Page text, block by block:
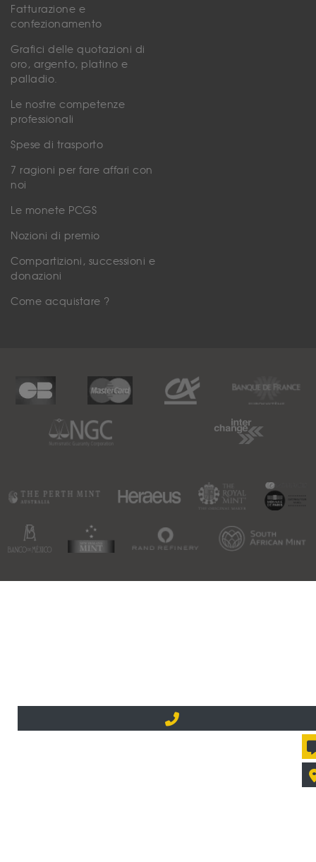
Fatturazione e
confezionamento
Grafici delle quotazioni di
oro, argento, platino e
palladio.
Le nostre competenze
professionali
Spese di trasporto
7 ragioni per fare affari con
noi
Le monete PCGS
Nozioni di premio
Compartizioni, successioni e
donazioni
Come acquistare ?